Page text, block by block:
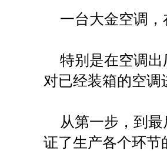
一台大金空调，
特别是在空调出
对已经装箱的空调
从第一步，到最
证了生产各个环节